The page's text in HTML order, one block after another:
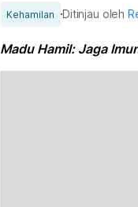
Kehamilan Ditinjau oleh
Madu Hamil: Jaga